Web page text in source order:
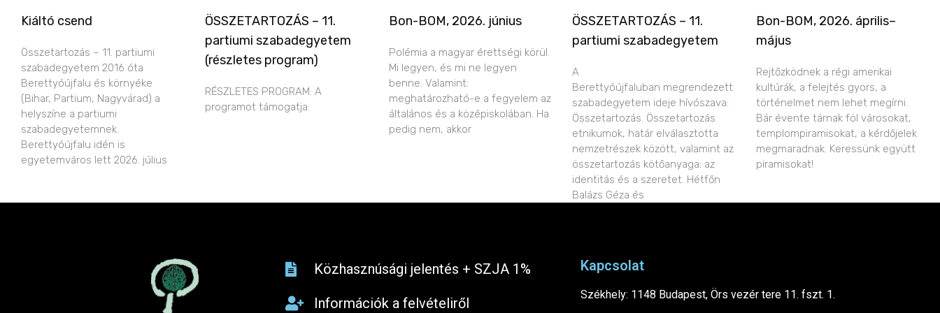
Kiáltó csend
Összetartozás – 11. partiumi
szabadegyetem 2016 óta
Berettyóújfalu és környéke
(Bihar, Partium, Nagyvárad) a
helyszíne a partiumi
szabadegyetemnek.
Berettyóújfalu idén is
egyetemváros lett 2026. július
ÖSSZETARTOZÁS – 11.
partiumi szabadegyetem
(részletes program)
RÉSZLETES PROGRAM: A
programot támogatja:
Bon-BOM, 2026. június
Polémia a magyar érettségi körül.
Mi legyen, és mi ne legyen
benne. Valamint:
meghatározható-e a fegyelem az
általános és a középiskolában. Ha
pedig nem, akkor
ÖSSZETARTOZÁS – 11.
partiumi szabadegyetem
A
Berettyóújfaluban megrendezett partiumi
szabadegyetem ideje hívószava:
Összetartozás. Összetartozás
etnikumok, határ elválasztotta
nemzetrészek között, valamint az
összetartozás kötőanyaga: az
identitás és a szeretet. Hétfőn
Balázs Géza és
Bon-BOM, 2026. április–
május
Rejtőzködnek a régi amerikai
kultúrák, a felejtés gyors, a
történelmet nem lehet megírni.
Bár évente tárnak föl városokat,
templompiramisokat, a kérdőjelek
megmaradnak. Keressünk együtt
piramisokat!
Közhasznúsági jelentés + SZJA 1%​
Információk a felvételiről
Kapcsolat
Székhely: 1148 Budapest, Örs vezér tere 11. fszt. 1.